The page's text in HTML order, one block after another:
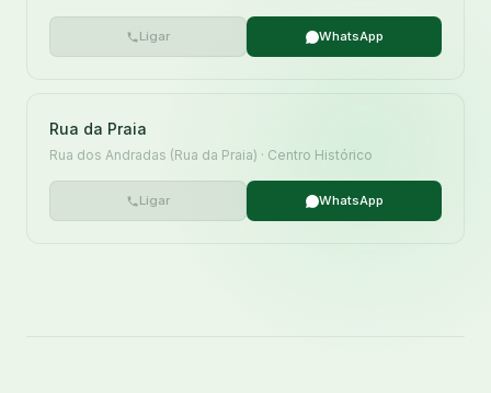
Ligar WhatsApp
Rua da Praia
Rua dos Andradas (Rua da Praia) · Centro Histórico
Ligar WhatsApp